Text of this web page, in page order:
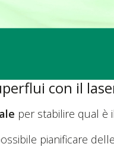
con il
per stabilire qual è
pianificare